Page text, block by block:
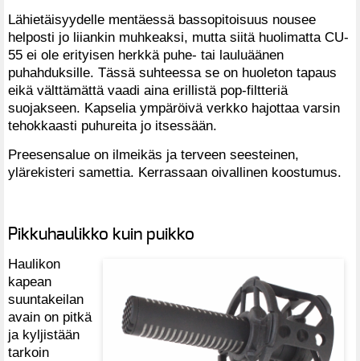
Lähietäisyydelle mentäessä bassopitoisuus nousee
helposti jo liiankin muhkeaksi, mutta siitä huolimatta CU-
55 ei ole erityisen herkkä puhe- tai lauluäänen
puhahduksille. Tässä suhteessa se on huoleton tapaus
eikä välttämättä vaadi aina erillistä pop-filtteriä
suojakseen. Kapselia ympäröivä verkko hajottaa varsin
tehokkaasti puhureita jo itsessään.
Preesensalue on ilmeikäs ja terveen seesteinen,
ylärekisteri samettia. Kerrassaan oivallinen koostumus.
Pikkuhaulikko kuin puikko
Haulikon
kapean
suuntakeilan
avain on pitkä
ja kyljistään
tarkoin